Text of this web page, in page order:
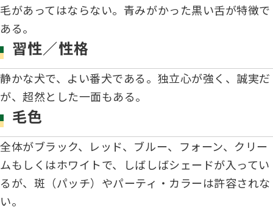
血統証明書・よくあるご質問
Obtaining the JKC Certified Export Pedigree
ハンドリング競技会
ジュニアハンドラー
過去の大会結果
犬の絵コンクールについて
毛があってはならない。青みがかった黒い舌が特徴で
ある。
習性／性格
静かな犬で、よい番犬である。独立心が強く、誠実だ
が、超然とした一面もある。
毛色
全体がブラック、レッド、ブルー、フォーン、クリー
ムもしくはホワイトで、しばしばシェードが入ってい
るが、斑（パッチ）やパーティ・カラーは許容されな
い。